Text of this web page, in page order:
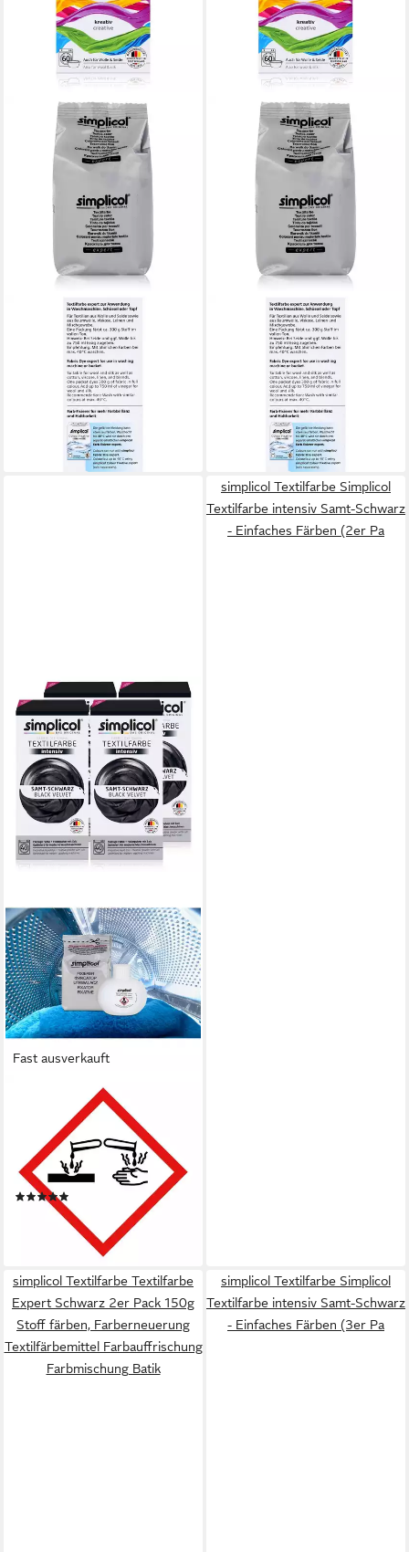
SIMPLICOL
Textilfarbe Simplicol
Textilfarbe expert India-
Orange 150g - Farbe zum
Färben (1er
(75,40 €/ 1 kg)
lieferbar - in 3-4 Werktagen bei dir
SIMPLICOL
Textilfarbe Simplicol
Textilfarbe expert Efeu-Grün
150g - Farbe zum Färben (1er
ab 3,13 €
(2,09 €/ 100 g)
leider ausverkauft
Fast ausverkauft
Textilfarbe Simplicol
Textilfarbe intensiv Samt-
Schwarz - Einfaches Färben
(4er Pa
31,24 €
(52,07 €/ 1 l)
lieferbar - in 3-4 Werktagen bei dir
simplicol Textilfarbe Simplicol
Textilfarbe intensiv Samt-Schwarz
- Einfaches Färben (2er Pa
simplicol Textilfarbe Textilfarbe
Expert Schwarz 2er Pack 150g
Stoff färben, Farberneuerung
Textilfärbemittel Farbauffrischung
Farbmischung Batik
simplicol Textilfarbe Simplicol
Textilfarbe intensiv Samt-Schwarz
- Einfaches Färben (3er Pa